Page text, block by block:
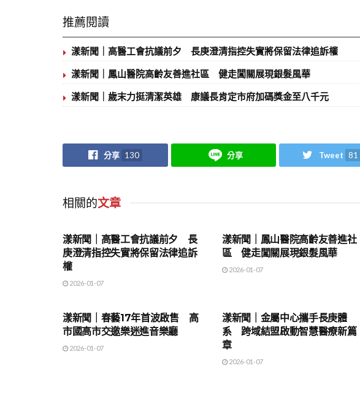
推薦閱讀
漾新聞｜高醫工會抗議前夕 長庚澄清指控失實將保留法律追訴權
漾新聞｜鳳山醫院高齡友善進社區 健走闖關展現銀髮風華
漾新聞｜歲末力挺清潔英雄 康議長肯定市府加碼獎金至八千元
分享 130 分享 Tweet 81
相關的文章
漾新聞｜高醫工會抗議前夕 長
庚澄清指控失實將保留法律追訴
權
2026-01-07
漾新聞｜鳳山醫院高齡友善進社
區 健走闖關展現銀髮風華
2026-01-07
漾新聞｜春藝17年首波啟售 高
市國高市交邀樂迷進音樂廳
2026-01-07
漾新聞｜金屬中心攜手長庚體
系 跨域結盟啟動智慧醫療新篇
章
2026-01-07